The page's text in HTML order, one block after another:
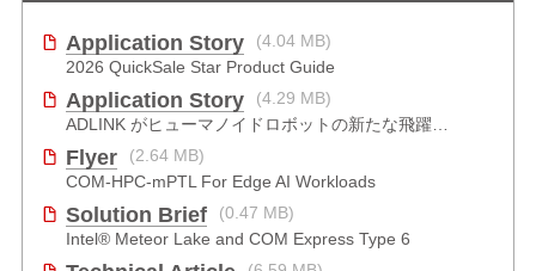
Application Story
(4.04 MB)
2026 QuickSale Star Product Guide
Application Story
(4.29 MB)
ADLINK がヒューマノイドロボットの新たな飛躍をどのように推進したか
Flyer
(2.64 MB)
COM-HPC-mPTL For Edge AI Workloads
Solution Brief
(0.47 MB)
Intel® Meteor Lake and COM Express Type 6